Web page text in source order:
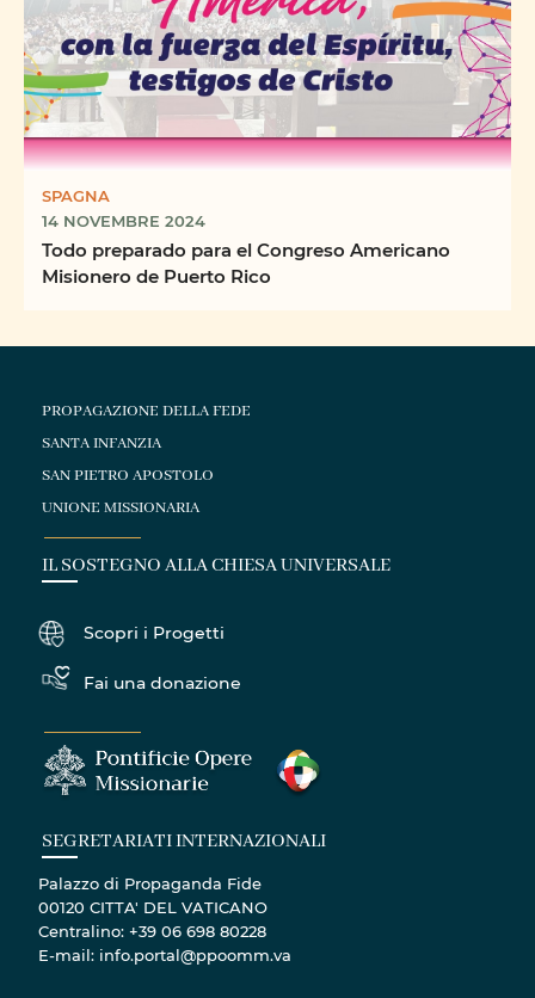
SPAGNA
14 NOVEMBRE 2024
Todo preparado para el Congreso Americano
Misionero de Puerto Rico
PROPAGAZIONE DELLA FEDE
SANTA INFANZIA
SAN PIETRO APOSTOLO
UNIONE MISSIONARIA
IL SOSTEGNO ALLA CHIESA UNIVERSALE
Scopri i Progetti
Fai una donazione
SEGRETARIATI INTERNAZIONALI
Palazzo di Propaganda Fide
00120 CITTA' DEL VATICANO
Centralino: +39 06 698 80228
E-mail: info.portal@ppoomm.va